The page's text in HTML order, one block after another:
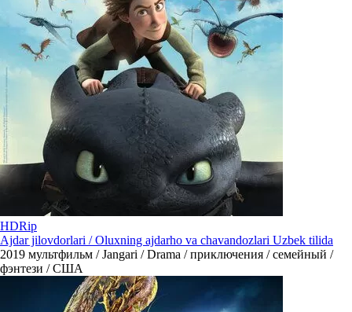
HDRip
Ajdar jilovdorlari / Oluxning ajdarho va chavandozlari Uzbek tilida
2019 мультфильм / Jangari / Drama / приключения / семейный /
фэнтези / США